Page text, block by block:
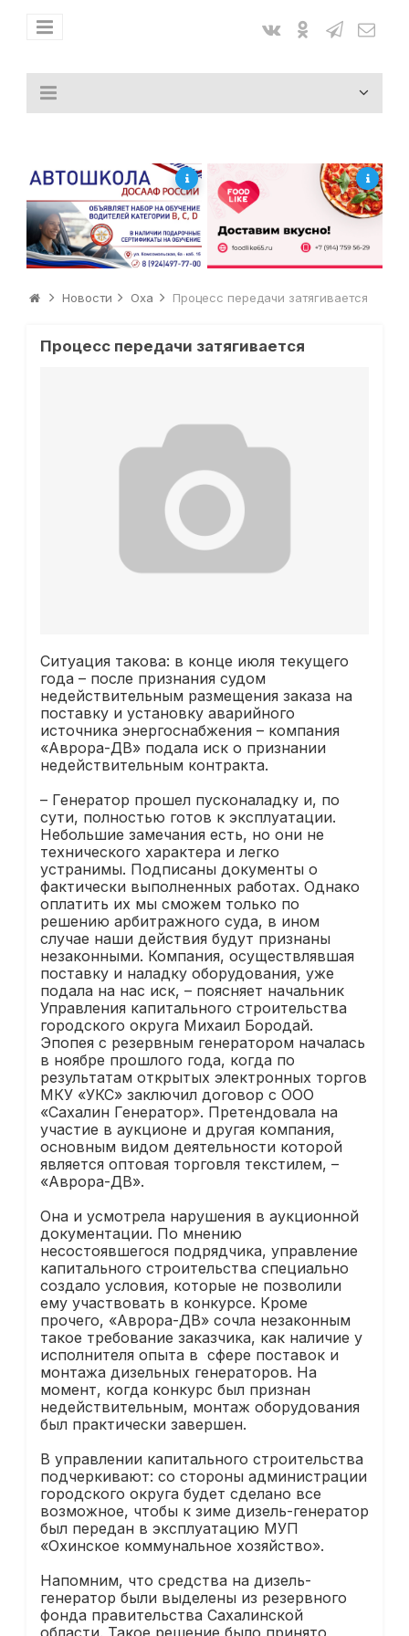
Новости Оха Процесс передачи затягивается
Процесс передачи затягивается
Ситуация такова: в конце июля текущего
года – после признания судом
недействительным размещения заказа на
поставку и установку аварийного
источника энергоснабжения – компания
«Аврора-ДВ» подала иск о признании
недействительным контракта.
– Генератор прошел пусконаладку и, по
сути, полностью готов к эксплуатации.
Небольшие замечания есть, но они не
технического характера и легко
устранимы. Подписаны документы о
фактически выполненных работах. Однако
оплатить их мы сможем только по
решению арбитражного суда, в ином
случае наши действия будут признаны
незаконными. Компания, осуществлявшая
поставку и наладку оборудования, уже
подала на нас иск, – поясняет начальник
Управления капитального строительства
городского округа Михаил Бородай.
Эпопея с резервным генератором началась
в ноябре прошлого года, когда по
результатам открытых электронных торгов
МКУ «УКС» заключил договор с ООО
«Сахалин Генератор». Претендовала на
участие в аукционе и другая компания,
основным видом деятельности которой
является оптовая торговля текстилем, –
«Аврора-ДВ».
Она и усмотрела нарушения в аукционной
документации. По мнению
несостоявшегося подрядчика, управление
капитального строительства специально
создало условия, которые не позволили
ему участвовать в конкурсе. Кроме
прочего, «Аврора-ДВ» сочла незаконным
такое требование заказчика, как наличие у
исполнителя опыта в сфере поставок и
монтажа дизельных генераторов. На
момент, когда конкурс был признан
недействительным, монтаж оборудования
был практически завершен.
В управлении капитального строительства
подчеркивают: со стороны администрации
городского округа будет сделано все
возможное, чтобы к зиме дизель-генератор
был передан в эксплуатацию МУП
«Охинское коммунальное хозяйство».
Напомним, что средства на дизель-
генератор были выделены из резервного
фонда правительства Сахалинской
области. Такое решение было принято